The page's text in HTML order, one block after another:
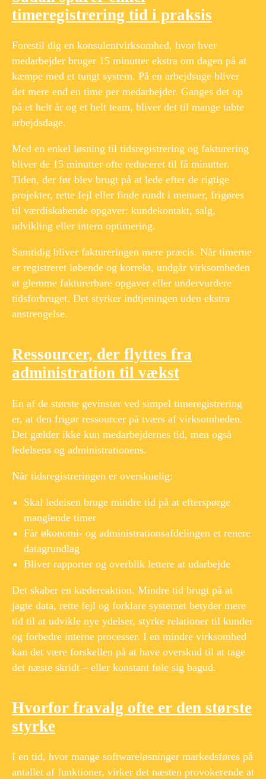
timeregistrering tid i praksis
Forestil dig en konsulentvirksomhed, hvor hver
medarbejder bruger 15 minutter ekstra om dagen på at
kæmpe med et tungt system. På en arbejdsuge bliver
det mere end en time per medarbejder. Ganges det op
på et helt år og et helt team, bliver det til mange tabte
arbejdsdage.
Med en enkel løsning til tidsregistrering og fakturering
bliver de 15 minutter ofte reduceret til få minutter.
Tiden, der før blev brugt på at lede efter de rigtige
projekter, rette fejl eller finde rundt i menuer, frigøres
til værdiskabende opgaver: kundekontakt, salg,
udvikling eller intern optimering.
Samtidig bliver faktureringen mere præcis. Når timerne
er registreret løbende og korrekt, undgår virksomheden
at glemme fakturerbare opgaver eller undervurdere
tidsforbruget. Det styrker indtjeningen uden ekstra
anstrengelse.
Ressourcer, der flyttes fra
administration til vækst
En af de største gevinster ved simpel timeregistrering
er, at den frigør ressourcer på tværs af virksomheden.
Det gælder ikke kun medarbejdernes tid, men også
ledelsens og administrationens.
Når tidsregistreringen er overskuelig:
Skal ledelsen bruge mindre tid på at efterspørge
manglende timer
Får økonomi- og administrationsafdelingen et renere
datagrundlag
Bliver rapporter og overblik lettere at udarbejde
Det skaber en kædereaktion. Mindre tid brugt på at
jagte data, rette fejl og forklare systemet betyder mere
tid til at udvikle nye ydelser, styrke relationer til kunder
og forbedre interne processer. I en mindre virksomhed
kan det være forskellen på at have overskud til at tage
det næste skridt – eller konstant føle sig bagud.
Hvorfor fravalg ofte er den største
styrke
I en tid, hvor mange softwareløsninger markedsføres på
antallet af funktioner, virker det næsten provokerende at